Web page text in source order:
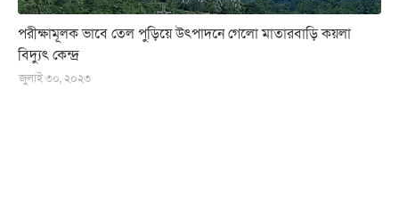
পরীক্ষামূলক ভাবে তেল পুড়িয়ে উৎপাদনে গেলো মাতারবাড়ি কয়লা
বিদ্যুৎ কেন্দ্র
জুলাই ৩০, ২০২৩